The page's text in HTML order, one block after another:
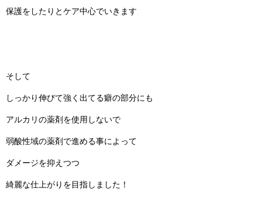
保護をしたりとケア中心でいきます
そして
しっかり伸びて強く出てる癖の部分にも
アルカリの薬剤を使用しないで
弱酸性域の薬剤で進める事によって
ダメージを抑えつつ
綺麗な仕上がりを目指しました！